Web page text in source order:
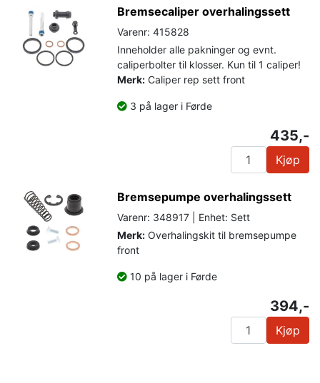
Bremsecaliper overhalingssett
Varenr: 415828
Inneholder alle pakninger og evnt.
caliperbolter til klosser. Kun til 1 caliper!
Merk: Caliper rep sett front
3 på lager i Førde
435,-
Kjøp
Bremsepumpe overhalingssett
Varenr: 348917 | Enhet: Sett
Merk: Overhalingskit til bremsepumpe
front
10 på lager i Førde
394,-
Kjøp